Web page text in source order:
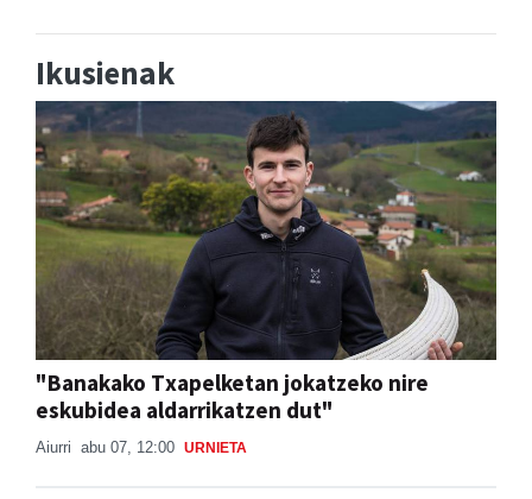
Ikusienak
"Banakako Txapelketan jokatzeko nire
eskubidea aldarrikatzen dut"
Aiurri abu 07, 12:00 URNIETA